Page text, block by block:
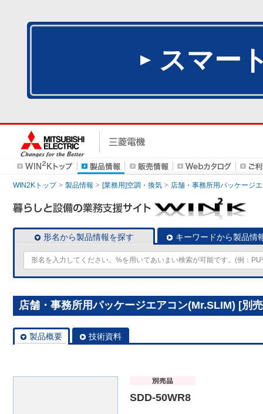
スマー
WIN2Kトップ 製品情報 [業務用]空調・換気 店舗・事務所用パッケージ
形名から製品情報を探す キーワードから製品情
店舗・事務所用パッケージエアコン(Mr.SLIM) [別
製品概要 技術資料
SDD-50WR8